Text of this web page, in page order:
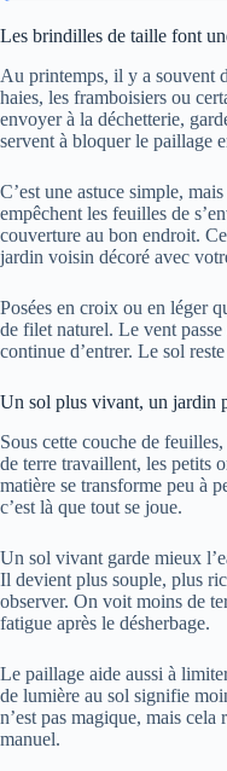
Les brindilles de taille font
Au printemps, il y a souvent
haies, les framboisiers ou
envoyer à la déchetterie,
servent à bloquer le paillage
C’est une astuce simple,
empêchent les feuilles de
couverture au bon endroit.
jardin voisin décoré avec
Posées en croix ou en léger
de filet naturel. Le vent
continue d’entrer. Le sol
Un sol plus vivant, un jardin
Sous cette couche de
de terre travaillent, les petits
matière se transforme peu à
c’est là que tout se joue.
Un sol vivant garde mieux
Il devient plus souple, plus
observer. On voit moins de
fatigue après le désherbage.
Le paillage aide aussi à
de lumière au sol signifie
n’est pas magique, mais
manuel.